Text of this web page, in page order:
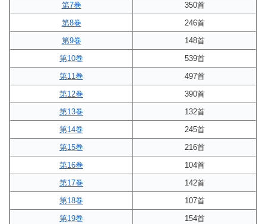
第7巻
350首
第8巻
246首
第9巻
148首
第10巻
539首
第11巻
497首
第12巻
390首
第13巻
132首
第14巻
245首
第15巻
216首
第16巻
104首
第17巻
142首
第18巻
107首
第19巻
154首